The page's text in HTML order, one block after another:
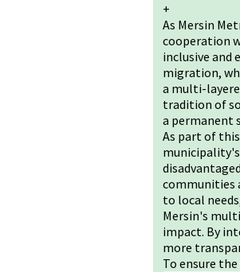
+
As Mersin
cooperation
inclusive and
migration,
a multi-
tradition of
a permanent
As part of
communities
to local
Mersin's
impact. By
more
To ensure